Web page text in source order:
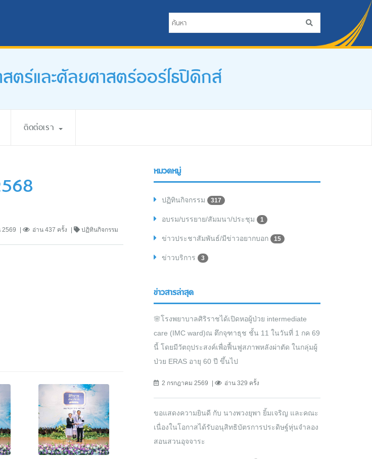
ตร์และศัลยศาสตร์ออร์โธปิดิกส์
ติดต่อเรา
2569 อ่าน 437 ครั้ง ปฏิทินกิจกรรม
หมวดหมู่
ปฏิทินกิจกรรม 317
อบรม/บรรยาย/สัมมนา/ประชุม 1
ข่าวประชาสัมพันธ์/มีข่าวอยากบอก 15
ข่าวบริการ 3
ข่าวสารล่าสุด
🌸โรงพยาบาลศิริราชได้เปิดหอผู้ป่วย intermediate
care (IMC ward)ณ ตึกจุฑาธุช ชั้น 11 ในวันที่ 1 กค 69
นี้ โดยมีวัตถุประสงค์เพื่อฟื้นฟูสภาพหลังผ่าตัด ในกลุ่มผู้
ป่วย ERAS อายุ 60 ปี ขึ้นไป
2 กรกฎาคม 2569 อ่าน 329 ครั้ง
ขอแสดงความยินดี กับ นางพวงยุพา ยิ้มเจริญ และคณะ
เนื่องในโอกาสได้รับอนุสิทธิบัตรการประดิษฐ์หุ่นจำลอง
สอนสวนอุจจาระ